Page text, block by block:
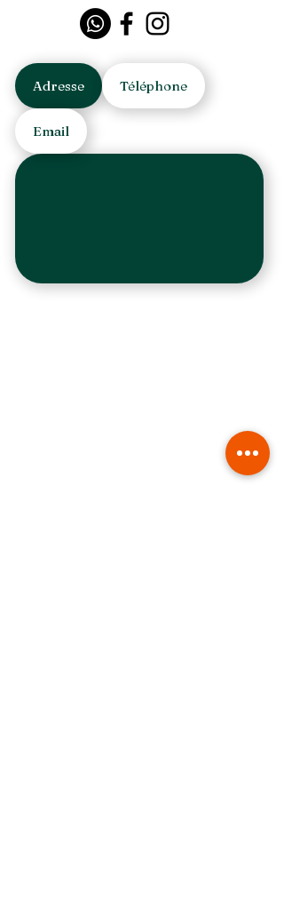
Adresse Téléphone
Email